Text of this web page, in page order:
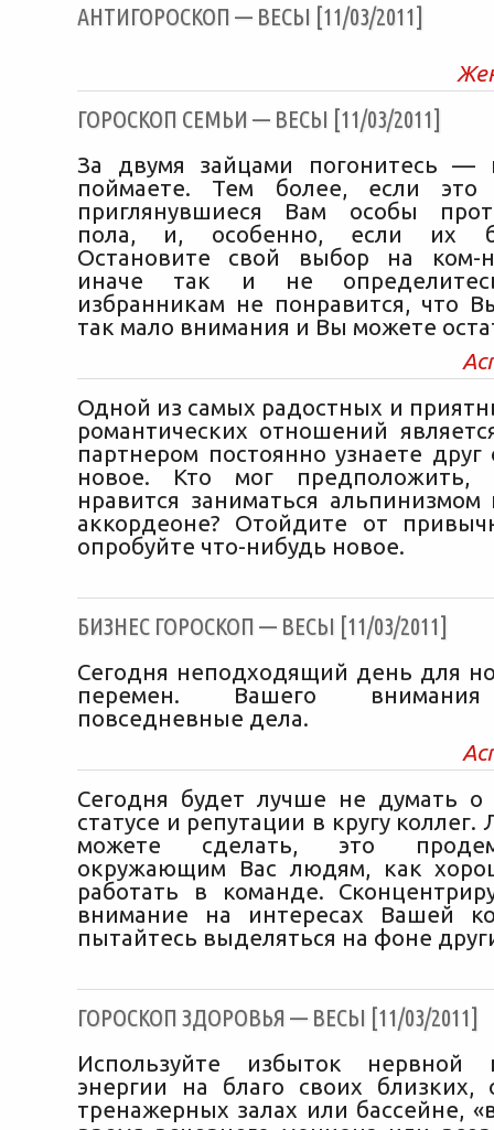
АНТИГОРОСКОП — ВЕСЫ [11/03/2011]
ГОРОСКОП СЕМЬИ — ВЕСЫ [11/03/2011]
За двумя зайцами погонитесь —
поймаете. Тем более, если
приглянувшиеся Вам особы
пола, и, особенно, если их
Остановите свой выбор на ком-
иначе так и не
избранникам не понравится, что
так мало внимания и Вы можете
Одной из самых радостных и
романтических отношений
партнером постоянно узнаете друг
новое. Кто мог
нравится заниматься
аккордеоне? Отойдите от
опробуйте что-нибудь новое.
БИЗНЕС ГОРОСКОП — ВЕСЫ [11/03/2011]
Сегодня неподходящий день для
перемен. Вашего внимания
повседневные дела.
Сегодня будет лучше не думать о
статусе и репутации в кругу
можете сделать, это
окружающим Вас людям, как
работать в команде.
внимание на интересах Вашей
пытайтесь выделяться на фоне
ГОРОСКОП ЗДОРОВЬЯ — ВЕСЫ [11/03/2011]
Используйте избыток нервной
энергии на благо своих близких,
тренажерных залах или бассейне,